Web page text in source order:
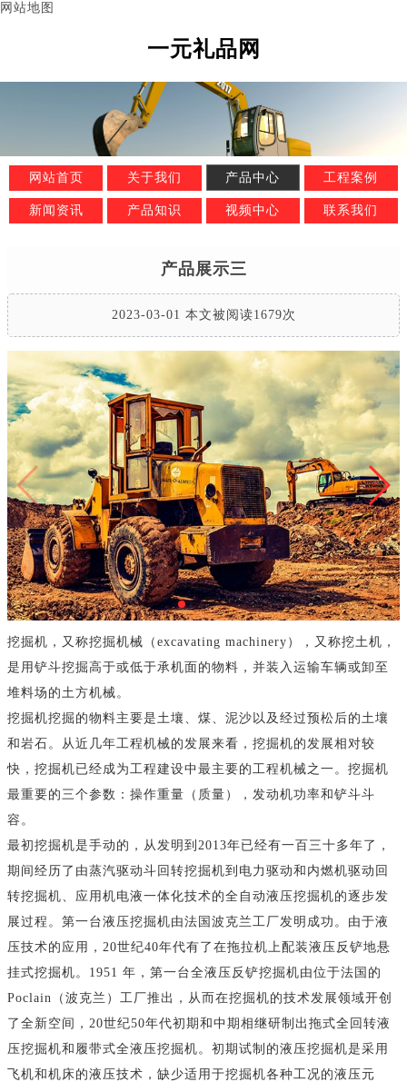
网站地图
一元礼品网
网站首页 关于我们 产品中心 工程案例
新闻资讯 产品知识 视频中心 联系我们
产品展示三
2023-03-01 本文被阅读1679次
挖掘机，又称挖掘机械（excavating machinery），又称挖土机，
是用铲斗挖掘高于或低于承机面的物料，并装入运输车辆或卸至
堆料场的土方机械。
挖掘机挖掘的物料主要是土壤、煤、泥沙以及经过预松后的土壤
和岩石。从近几年工程机械的发展来看，挖掘机的发展相对较
快，挖掘机已经成为工程建设中最主要的工程机械之一。挖掘机
最重要的三个参数：操作重量（质量），发动机功率和铲斗斗
容。
最初挖掘机是手动的，从发明到2013年已经有一百三十多年了，
期间经历了由蒸汽驱动斗回转挖掘机到电力驱动和内燃机驱动回
转挖掘机、应用机电液一体化技术的全自动液压挖掘机的逐步发
展过程。第一台液压挖掘机由法国波克兰工厂发明成功。由于液
压技术的应用，20世纪40年代有了在拖拉机上配装液压反铲地悬
挂式挖掘机。1951 年，第一台全液压反铲挖掘机由位于法国的
Poclain（波克兰）工厂推出，从而在挖掘机的技术发展领域开创
了全新空间，20世纪50年代初期和中期相继研制出拖式全回转液
压挖掘机和履带式全液压挖掘机。初期试制的液压挖掘机是采用
飞机和机床的液压技术，缺少适用于挖掘机各种工况的液压元